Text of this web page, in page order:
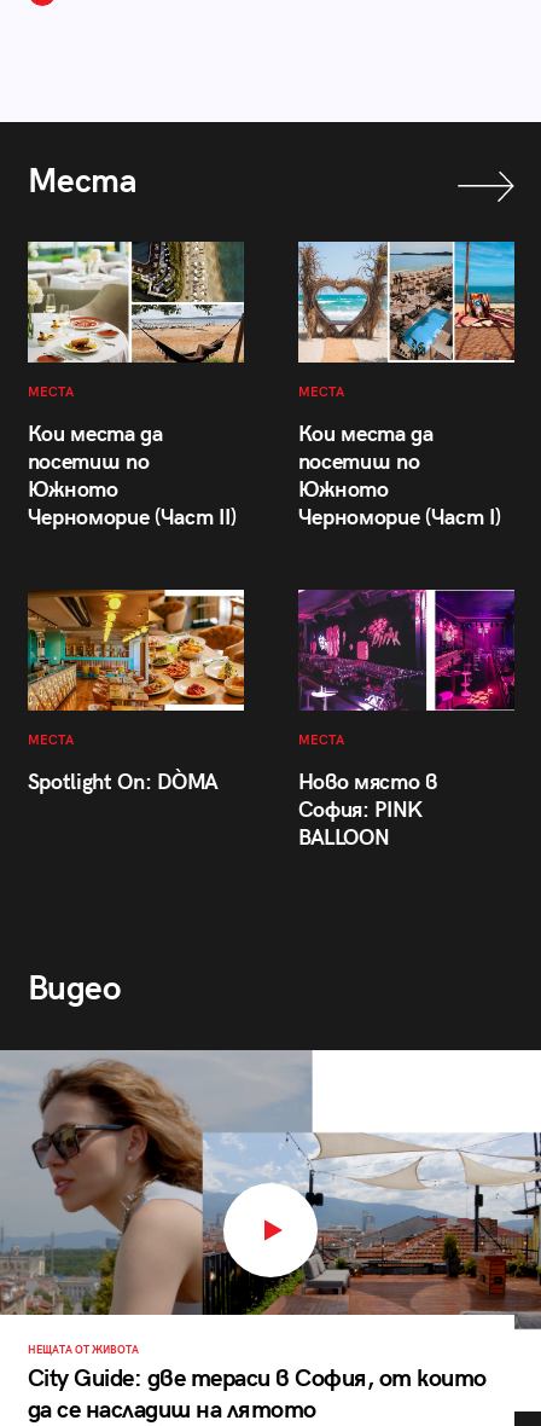
Места
МЕСТА
Кои места да
посетиш по
Южното
Черноморие (Част II)
МЕСТА
Кои места да
посетиш по
Южното
Черноморие (Част I)
МЕСТА
Spotlight On: DÒMA
МЕСТА
Ново място в
София: PINK
BALLOON
Видео
НЕЩАТА ОТ ЖИВОТА
City Guide: две тераси в София, от които
да се насладиш на лятото